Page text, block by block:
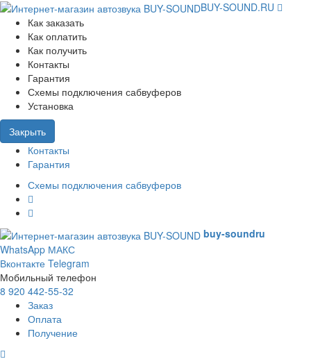
BUY-SOUND.RU
Как заказать
Как оплатить
Как получить
Контакты
Гарантия
Схемы подключения сабвуферов
Установка
Закрыть
Контакты
Гарантия
Схемы подключения сабвуферов
buy-soundru
WhatsApp МАКС
Вконтакте Telegram
Мобильный телефон
8 920 442-55-32
Заказ
Оплата
Получение